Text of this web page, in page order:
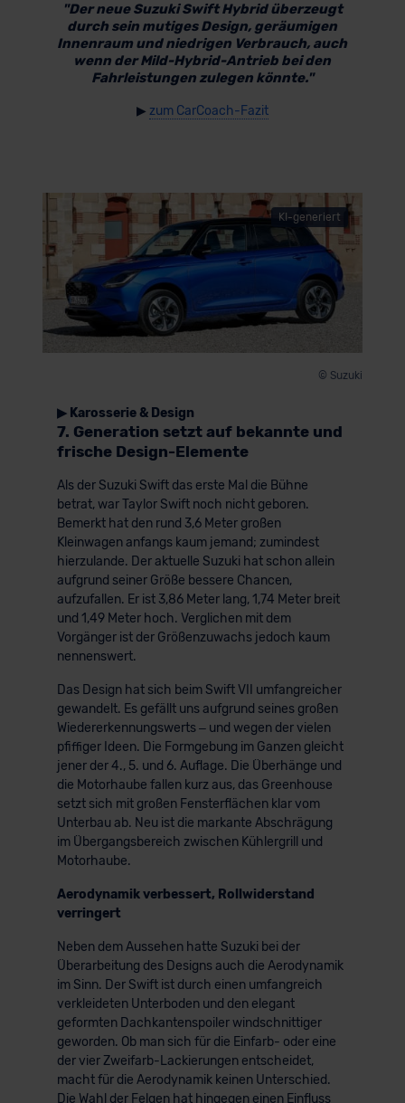
"Der neue Suzuki Swift Hybrid überzeugt
durch sein mutiges Design, geräumigen
Innenraum und niedrigen Verbrauch, auch
wenn der Mild-Hybrid-Antrieb bei den
Fahrleistungen zulegen könnte."
▶ zum CarCoach-Fazit
KI-generiert
© Suzuki
▶ Karosserie & Design
7. Generation setzt auf bekannte und
frische Design-Elemente
Als der Suzuki Swift das erste Mal die Bühne
betrat, war Taylor Swift noch nicht geboren.
Bemerkt hat den rund 3,6 Meter großen
Kleinwagen anfangs kaum jemand; zumindest
hierzulande. Der aktuelle Suzuki hat schon allein
aufgrund seiner Größe bessere Chancen,
aufzufallen. Er ist 3,86 Meter lang, 1,74 Meter breit
und 1,49 Meter hoch. Verglichen mit dem
Vorgänger ist der Größenzuwachs jedoch kaum
nennenswert.
Das Design hat sich beim Swift VII umfangreicher
gewandelt. Es gefällt uns aufgrund seines großen
Wiedererkennungswerts – und wegen der vielen
pfiffiger Ideen. Die Formgebung im Ganzen gleicht
jener der 4., 5. und 6. Auflage. Die Überhänge und
die Motorhaube fallen kurz aus, das Greenhouse
setzt sich mit großen Fensterflächen klar vom
Unterbau ab. Neu ist die markante Abschrägung
im Übergangsbereich zwischen Kühlergrill und
Motorhaube.
Aerodynamik verbessert, Rollwiderstand
verringert
Neben dem Aussehen hatte Suzuki bei der
Überarbeitung des Designs auch die Aerodynamik
im Sinn. Der Swift ist durch einen umfangreich
verkleideten Unterboden und den elegant
geformten Dachkantenspoiler windschnittiger
geworden. Ob man sich für die Einfarb- oder eine
der vier Zweifarb-Lackierungen entscheidet,
macht für die Aerodynamik keinen Unterschied.
Die Wahl der Felgen hat hingegen einen Einfluss